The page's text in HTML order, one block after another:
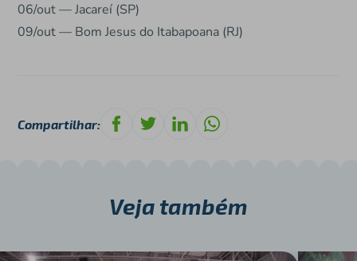
06/out — Jacareí (SP)
09/out — Bom Jesus do Itabapoana (RJ)
Compartilhar:
Veja também